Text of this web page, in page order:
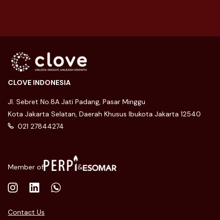
Member of &
Contact Us
CLOVE INDONESIA
Jl. Sebret No.8A Jati Padang, Pasar Minggu
Kota Jakarta Selatan, Daerah Khusus Ibukota Jakarta 12540
021 27844274